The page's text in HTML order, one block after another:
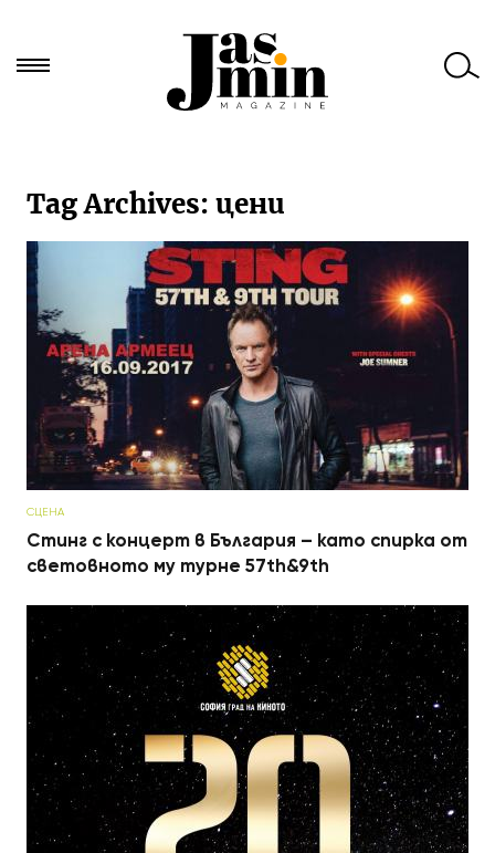
за:Tag Archives: цени
СЦЕНА
Стинг с концерт в България – като спирка от
световното му турне 57th&9th